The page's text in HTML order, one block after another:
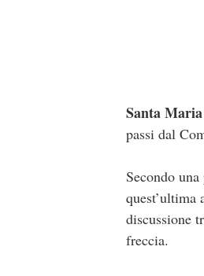
Santa
passi dal
Secondo
quest’ultima
discussione
freccia.